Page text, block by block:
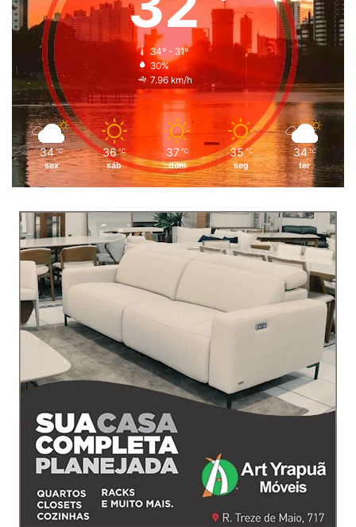
34º - 31º
30%
7.96 km/h
34 ℃
sex
36 ℃
sáb
37 ℃
dom
35 ℃
seg
34 ℃
ter